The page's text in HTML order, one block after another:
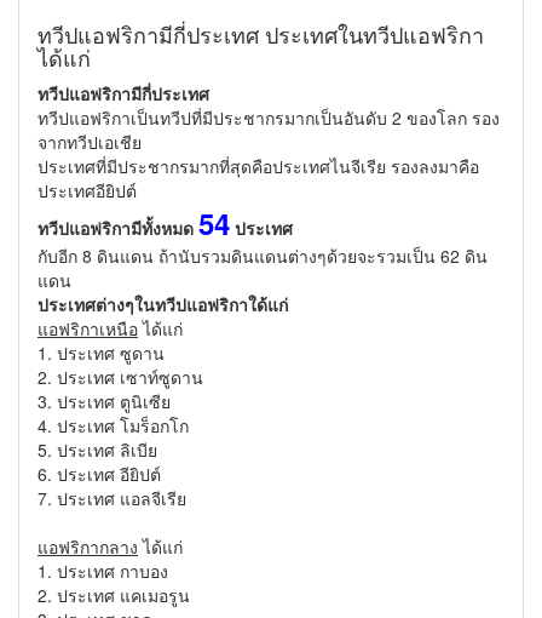
ทวีปแอฟริกามีกี่ประเทศ ประเทศในทวีปแอฟริกา
ได้แก่
ทวีปแอฟริกามีกี่ประเทศ
ทวีปแอฟริกาเป็นทวีปที่มีประชากรมากเป็นอันดับ 2 ของโลก รอง
จากทวีปเอเชีย
ประเทศที่มีประชากรมากที่สุดคือประเทศไนจีเรีย รองลงมาคือ
ประเทศอียิปต์
ทวีปแอฟริกามีทั้งหมด 54 ประเทศ
กับอีก 8 ดินแดน ถ้านับรวมดินแดนต่างๆด้วยจะรวมเป็น 62 ดิน
แดน
ประเทศต่างๆในทวีปแอฟริกาใด้แก่
แอฟริกาเหนือได้แก่
1. ประเทศ ซูดาน
2. ประเทศ เซาท์ซูดาน
3. ประเทศ ตูนิเซีย
4. ประเทศ โมร็อกโก
5. ประเทศ ลิเบีย
6. ประเทศ อียิปต์
7. ประเทศ แอลจีเรีย
แอฟริกากลาง ได้แก่
1. ประเทศ กาบอง
2. ประเทศ แคเมอรูน